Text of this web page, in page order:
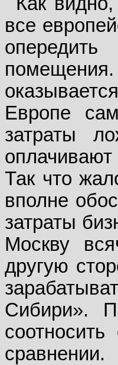
все
Европе
затраты
Так что
вполне
затраты
Москву
другую
Сибири».
сравнении.